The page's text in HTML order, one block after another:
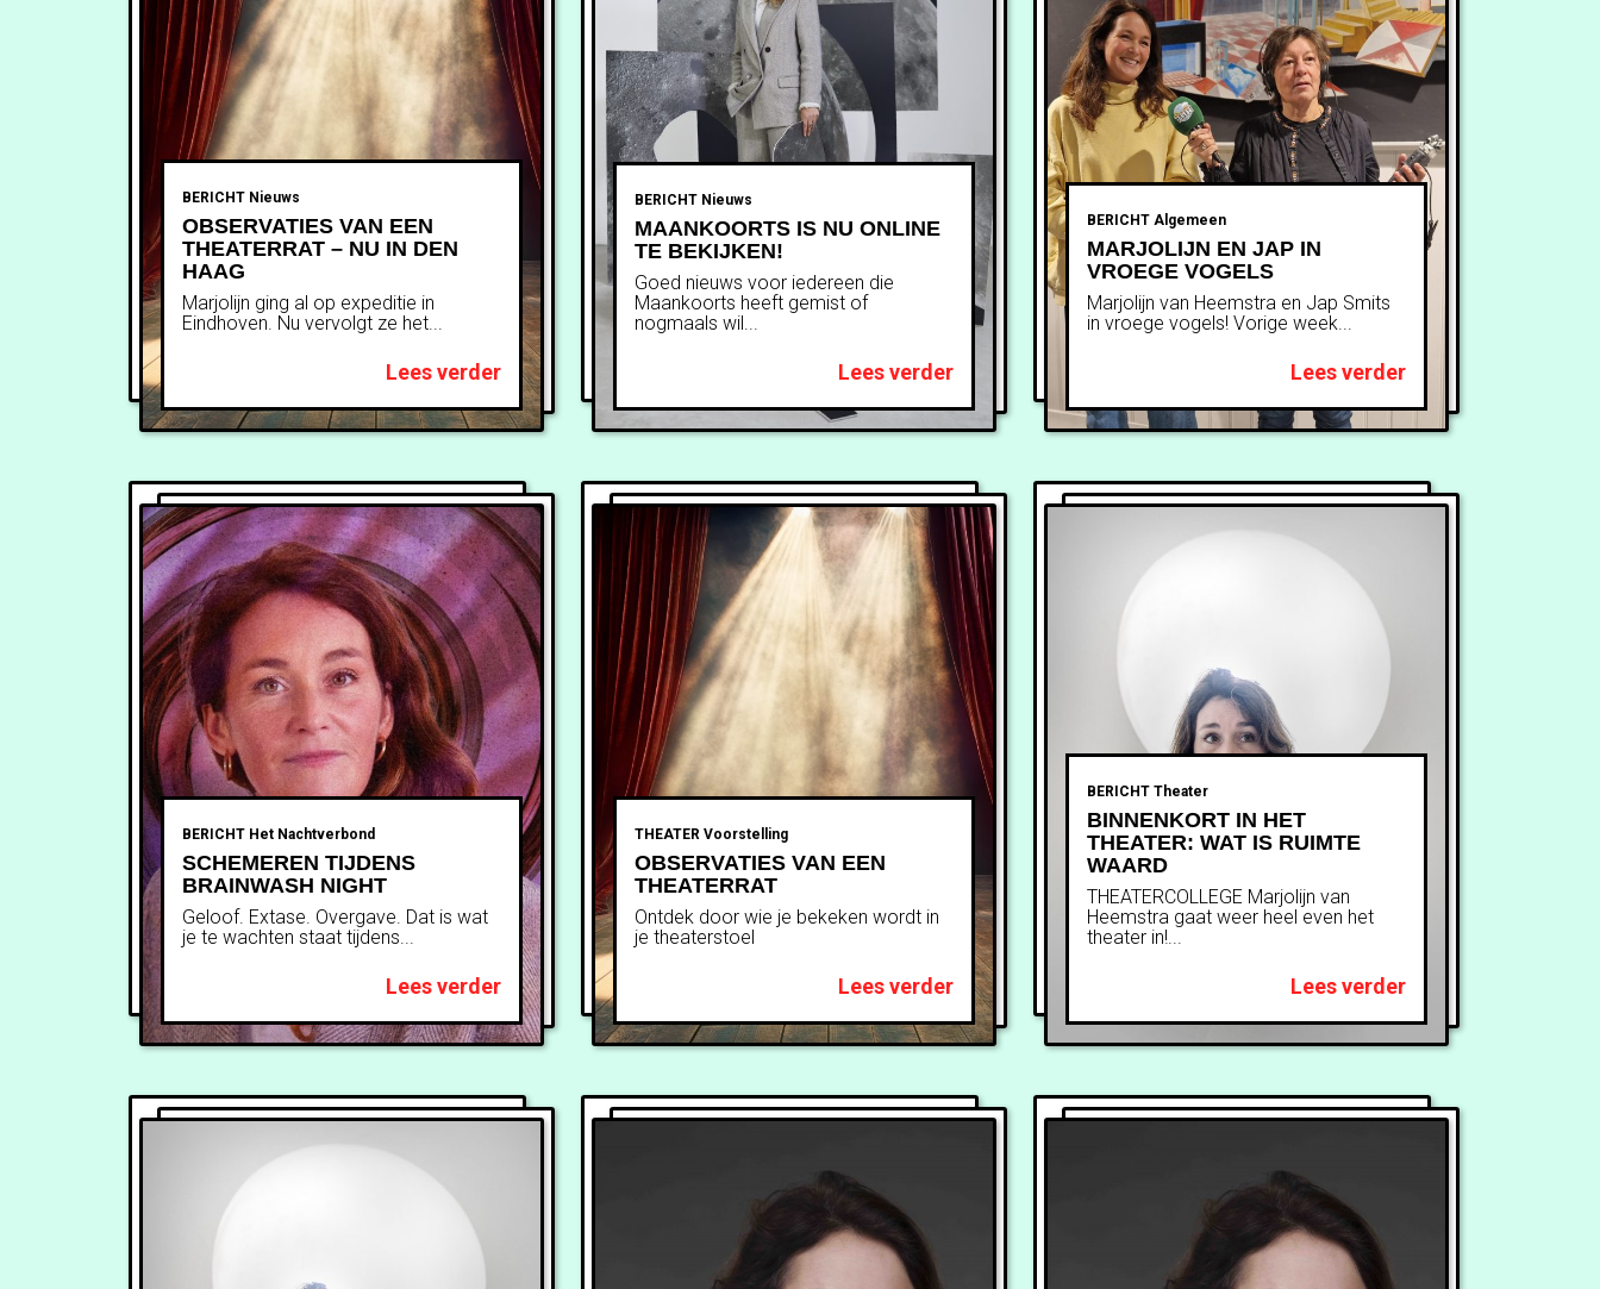
BERICHT Nieuws
OBSERVATIES VAN EEN
THEATERRAT – NU IN DEN
HAAG
Marjolijn ging al op expeditie in
Eindhoven. Nu vervolgt ze het...
Lees verder
BERICHT Nieuws
MAANKOORTS IS NU ONLINE
TE BEKIJKEN!
Goed nieuws voor iedereen die
Maankoorts heeft gemist of
nogmaals wil...
Lees verder
BERICHT Algemeen
MARJOLIJN EN JAP IN
VROEGE VOGELS
Marjolijn van Heemstra en Jap Smits
in vroege vogels! Vorige week...
Lees verder
BERICHT Het Nachtverbond
SCHEMEREN TIJDENS
BRAINWASH NIGHT
Geloof. Extase. Overgave. Dat is wat
je te wachten staat tijdens...
Lees verder
THEATER Voorstelling
OBSERVATIES VAN EEN
THEATERRAT
Ontdek door wie je bekeken wordt in
je theaterstoel
Lees verder
BERICHT Theater
BINNENKORT IN HET
THEATER: WAT IS RUIMTE
WAARD
THEATERCOLLEGE Marjolijn van
Heemstra gaat weer heel even het
theater in!...
Lees verder